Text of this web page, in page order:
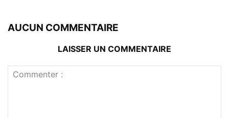
AUCUN COMMENTAIRE
LAISSER UN COMMENTAIRE